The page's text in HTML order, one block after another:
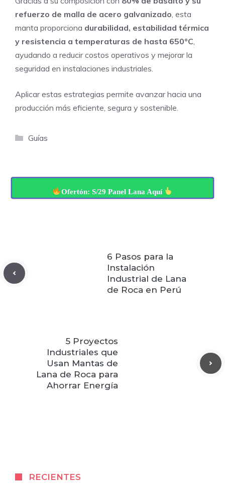
refuerzo de malla de acero galvanizado , esta
manta proporciona durabilidad, estabilidad térmica
y resistencia a temperaturas de hasta 650°C
ayudando a reducir costos operativos y mejorar la
seguridad en instalaciones industriales.
Aplicar estas estrategias permite avanzar hacia una
producción más eficiente, segura y sostenible.
Categorías
Guías
Ofertón: S/29 Panel Lana Aquí
6 Pasos para la
Instalación
Industrial de Lana
de Roca en Perú
5 Proyectos
Industriales que
Usan Mantas de
Lana de Roca para
Ahorrar Energía
RECIENTES